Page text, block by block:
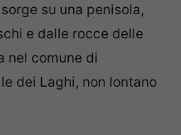
sorge su una penisola,
e dalle rocce delle
nel comune di
dei Laghi, non lontano